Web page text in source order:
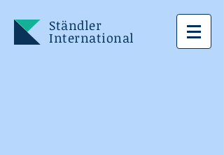
Ständler
International